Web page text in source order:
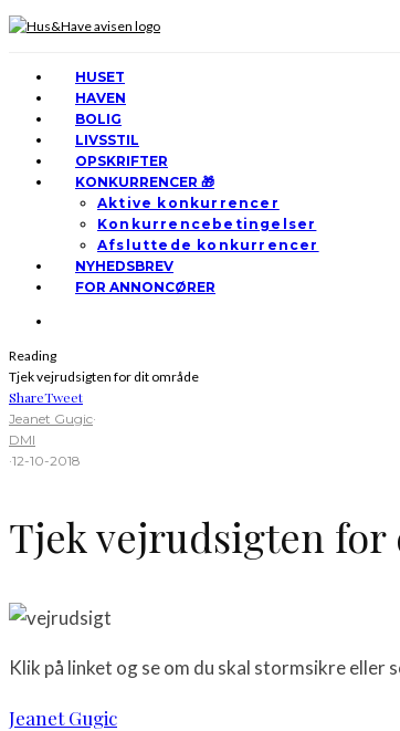
HUSET
HAVEN
BOLIG
LIVSSTIL
OPSKRIFTER
KONKURRENCER 🎁
Aktive konkurrencer
Konkurrencebetingelser
Afsluttede konkurrencer
NYHEDSBREV
FOR ANNONCØRER
Reading
Tjek vejrudsigten for dit område
ShareTweet
Jeanet Gugic·
DMI
·12-10-2018
Tjek vejrudsigten for
Klik på linket og se om du skal stormsikre eller
Jeanet Gugic